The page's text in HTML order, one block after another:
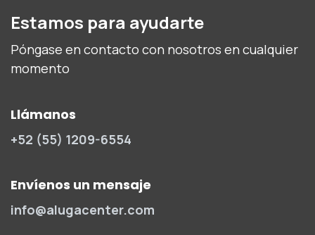
Estamos para ayudarte
Póngase en contacto con nosotros en cualquier
momento
Llámanos
+52 (55) 1209-6554
Envíenos un mensaje
info@alugacenter.com